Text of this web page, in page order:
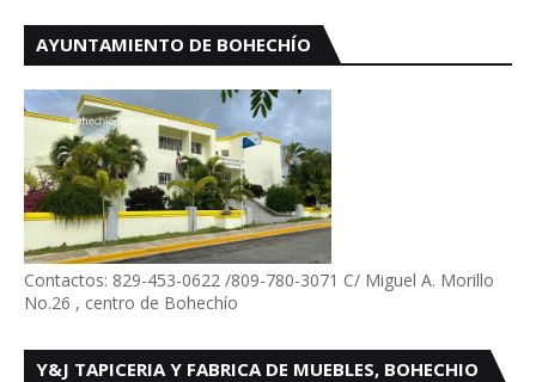
AYUNTAMIENTO DE BOHECHÍO
Contactos: 829-453-0622 /809-780-3071 C/ Miguel A. Morillo
No.26 , centro de Bohechío
Y&J TAPICERIA Y FABRICA DE MUEBLES, BOHECHIO